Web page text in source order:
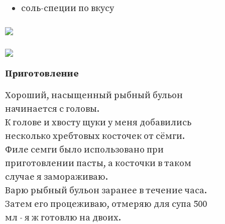
соль-специи по вкусу
Приготовление
Хороший, насыщенный рыбный бульон
начинается с головы.
К голове и хвосту щуки у меня добавились
несколько хребтовых косточек от сёмги.
Филе семги было использовано при
приготовлении пасты, а косточки в таком
случае я замораживаю.
Варю рыбный бульон заранее в течение часа.
Затем его процеживаю, отмеряю для супа 500
мл - я ж готовлю на двоих.